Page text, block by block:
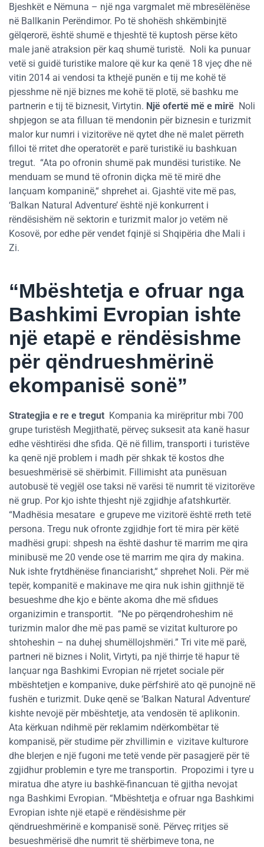
Bjeshkët e Nëmuna – një nga vargmalet më mbresëlënëse
në Ballkanin Perëndimor. Po të shohësh shkëmbinjtë
gëlqerorë, është shumë e thjeshtë të kuptosh përse këto
male janë atraksion për kaq shumë turistë. Noli ka punuar
vetë si guidë turistike malore që kur ka qenë 18 vjeç dhe në
vitin 2014 ai vendosi ta kthejë punën e tij me kohë të
pjesshme në një biznes me kohë të plotë, së bashku me
partnerin e tij të biznesit, Virtytin. Një ofertë më e mirë Noli
shpjegon se ata filluan të mendonin për biznesin e turizmit
malor kur numri i vizitorëve në qytet dhe në malet përreth
filloi të rritet dhe operatorët e parë turistikë iu bashkuan
tregut. “Ata po ofronin shumë pak mundësi turistike. Ne
menduam se mund të ofronin diçka më të mirë dhe
lançuam kompaninë,“ shprehet ai. Gjashtë vite më pas,
‘Balkan Natural Adventure’ është një konkurrent i
rëndësishëm në sektorin e turizmit malor jo vetëm në
Kosovë, por edhe për vendet fqinjë si Shqipëria dhe Mali i
Zi.
“Mbështetja e ofruar nga
Bashkimi Evropian ishte
një etapë e rëndësishme
për qëndrueshmërinë
ekompanisë sonë”
Strategjia e re e tregut Kompania ka mirëpritur mbi 700
grupe turistësh Megjithatë, përveç suksesit ata kanë hasur
edhe vështirësi dhe sfida. Që në fillim, transporti i turistëve
ka qenë një problem i madh për shkak të kostos dhe
besueshmërisë së shërbimit. Fillimisht ata punësuan
autobusë të vegjël ose taksi në varësi të numrit të vizitorëve
në grup. Por kjo ishte thjesht një zgjidhje afatshkurtër.
“Madhësia mesatare e grupeve me vizitorë është rreth tetë
persona. Tregu nuk ofronte zgjidhje fort të mira për këtë
madhësi grupi: shpesh na është dashur të marrim me qira
minibusë me 20 vende ose të marrim me qira dy makina.
Nuk ishte frytdhënëse financiarisht,“ shprehet Noli. Për më
tepër, kompanitë e makinave me qira nuk ishin gjithnjë të
besueshme dhe kjo e bënte akoma dhe më sfidues
organizimin e transportit. “Ne po përqendroheshim në
turizmin malor dhe më pas pamë se vizitat kulturore po
shtoheshin – na duhej shumëllojshmëri.” Tri vite më parë,
partneri në biznes i Nolit, Virtyti, pa një thirrje të hapur të
lançuar nga Bashkimi Evropian në rrjetet sociale për
mbështetjen e kompanive, duke përfshirë ato që punojnë në
fushën e turizmit. Duke qenë se ‘Balkan Natural Adventure’
kishte nevojë për mbështetje, ata vendosën të aplikonin.
Ata kërkuan ndihmë për reklamim ndërkombëtar të
kompanisë, për studime për zhvillimin e vizitave kulturore
dhe blerjen e një fugoni me tetë vende për pasagjerë për të
zgjidhur problemin e tyre me transportin. Propozimi i tyre u
miratua dhe atyre iu bashkë-financuan të gjitha nevojat
nga Bashkimi Evropian. “Mbështetja e ofruar nga Bashkimi
Evropian ishte një etapë e rëndësishme për
qëndrueshmërinë e kompanisë sonë. Përveç rritjes së
besueshmërisë dhe numrit të shërbimeve tona, ne